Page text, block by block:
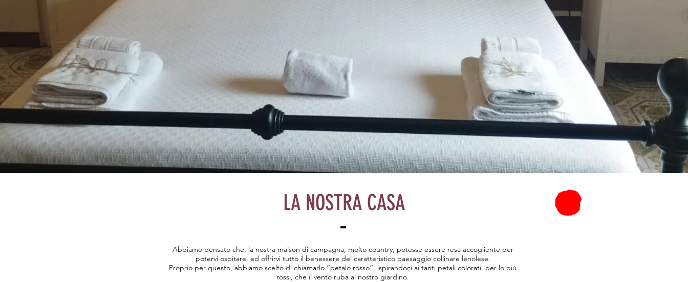
LA NOSTRA CASA
Abbiamo pensato che, la nostra maison di campagna, molto country, potesse essere resa accogliente per
potervi ospitare, ed offrirvi tutto il benessere del caratteristico paesaggio collinare lenolese.
Proprio per questo, abbiamo scelto di chiamarlo “petalo rosso”, ispirandoci ai tanti petali colorati, per lo più
rossi, che il vento ruba al nostro giardino.